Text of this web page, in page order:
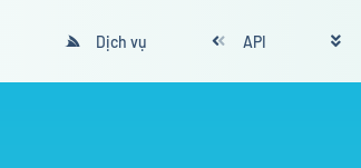
Dịch vụ API